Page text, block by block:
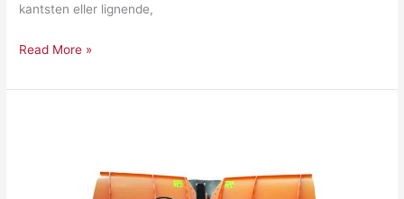
kantsten eller lignende,
Read More »